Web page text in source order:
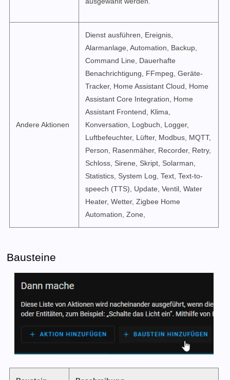
Andere Aktionen
Dienst ausführen, Ereignis,
Alarmanlage, Automation, Backup,
Command Line, Dauerhafte
Benachrichtigung, FFmpeg, Geräte-
Tracker, Home Assistant Cloud, Home
Assistant Core Integration, Home
Assistant Frontend, Klima,
Konversation, Logbuch, Logger,
Luftbefeuchter, Lüfter, Modbus, MQTT,
Person, Rasenmäher, Recorder, Retry,
Schloss, Sirene, Skript, Solarman,
Statistics, System Log, Text, Text-to-
speech (TTS), Update, Ventil, Water
Heater, Wetter, Zigbee Home
Automation, Zone,
Bausteine